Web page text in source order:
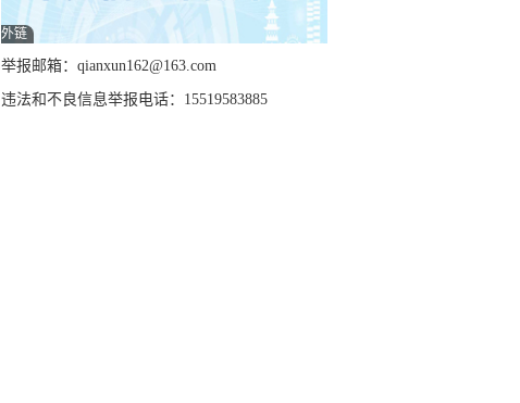
外链
举报邮箱：qianxun162@163.com
违法和不良信息举报电话：15519583885